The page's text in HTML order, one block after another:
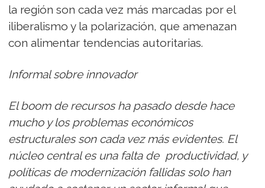
la región son cada vez más marcadas por el
iliberalismo y la polarización, que amenazan
con alimentar tendencias autoritarias.
Informal sobre innovador
El boom de recursos ha pasado desde hace
mucho y los problemas económicos
estructurales son cada vez más evidentes. El
núcleo central es una falta de productividad, y
políticas de modernización fallidas solo han